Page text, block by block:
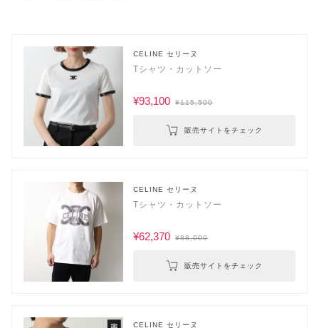
CELINE セリーヌ
Tシャツ・カットソー
¥93,100 ¥115,500
販売サイトをチェック
CELINE セリーヌ
Tシャツ・カットソー
¥62,370 ¥88,000
販売サイトをチェック
CELINE セリーヌ